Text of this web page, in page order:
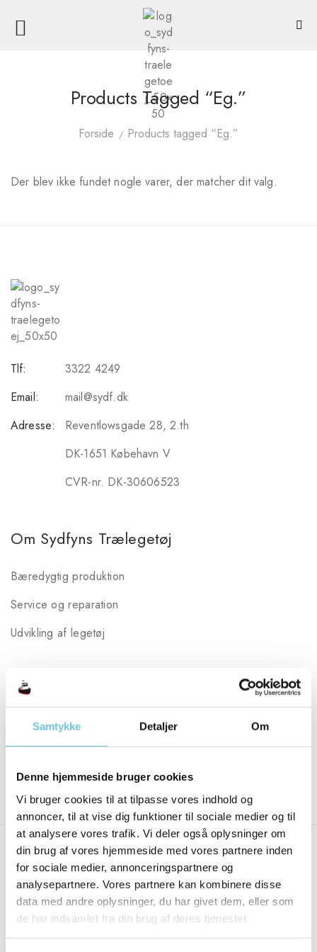
Samtykke Detaljer Om
Denne hjemmeside bruger cookies
Vi bruger cookies til at tilpasse vores indhold og
annoncer, til at vise dig funktioner til sociale medier og til
at analysere vores trafik. Vi deler også oplysninger om
din brug af vores hjemmeside med vores partnere inden
for sociale medier, annonceringspartnere og
analysepartnere. Vores partnere kan kombinere disse
data med andre oplysninger, du har givet dem, eller som
de har indsamlet fra din brug af deres tjenester.
Products Tagged “Eg.”
Forside Products tagged “Eg.”
Der blev ikke fundet nogle varer, der matcher dit valg.
Tlf:
3322 4249
Email:
mail@sydf.dk
Adresse:
Reventlowsgade 28, 2.th
DK-1651 Købehavn V
CVR-nr. DK-30606523
Om Sydfyns Trælegetøj
Bæredygtig produktion
Service og reparation
Udvikling af legetøj
Formalia
Persondata og Cookie-politik
Fragt og leveringsbetingelser
Følg os her:
Mads Frederiksen
Konsulent : Fyn og Jylland
2834 2657